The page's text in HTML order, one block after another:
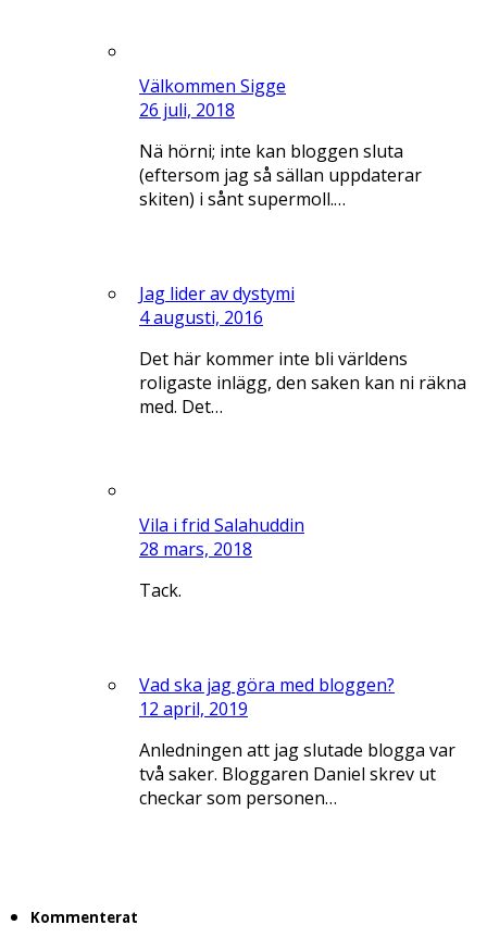
Välkommen Sigge
26 juli, 2018
Nä hörni; inte kan bloggen sluta
(eftersom jag så sällan uppdaterar
skiten) i sånt supermoll.…
Jag lider av dystymi
4 augusti, 2016
Det här kommer inte bli världens
roligaste inlägg, den saken kan ni räkna
med. Det…
Vila i frid Salahuddin
28 mars, 2018
Tack.
Vad ska jag göra med bloggen?
12 april, 2019
Anledningen att jag slutade blogga var
två saker. Bloggaren Daniel skrev ut
checkar som personen…
Kommenterat